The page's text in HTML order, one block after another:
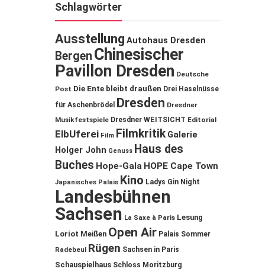
Schlagwörter
Ausstellung Autohaus Dresden
Bergen Chinesischer
Pavillon Dresden Deutsche
Post Die Ente bleibt draußen Drei Haselnüsse
für Aschenbrödel
Dresden Dresdner
Musikfestspiele Dresdner WEITSICHT Editorial
ElbUferei Film Filmkritik Galerie
Holger John Genuss Haus des
Buches Hope-Gala HOPE Cape Town
Japanisches Palais Kino Ladys Gin Night
Landesbühnen
Sachsen La Saxe à Paris Lesung
Loriot Meißen Open Air Palais Sommer
Radebeul Rügen Sachsen in Paris
Schauspielhaus Schloss Moritzburg